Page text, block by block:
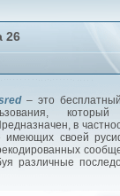
26
– это бесплатный
в
своей
различные